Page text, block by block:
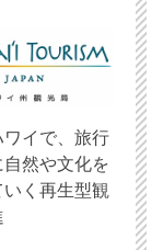
ワイで、旅行
然や文化を
く再生型観